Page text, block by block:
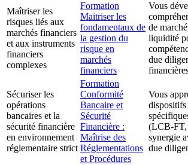
Maîtriser les
risques liés aux
marchés financiers
et aux instruments
financiers
complexes
Formation
Maitriser les
fondamentaux de
la gestion du
risque en
marchés
financiers
Vous
de
liquidité
due
Sécuriser les
opérations
bancaires et la
sécurité financière
en environnement
réglementaire strict
Formation
Conformité
Bancaire et
Sécurité
Financière :
Maîtrise des
Réglementations
et Procédures
Vous
(LCB-FT,
synergie
due